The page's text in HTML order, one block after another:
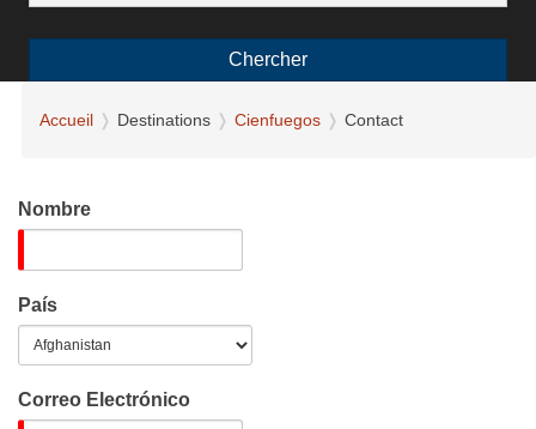
Chercher
Accueil Destinations Cienfuegos Contact
Nombre
País
Correo Electrónico